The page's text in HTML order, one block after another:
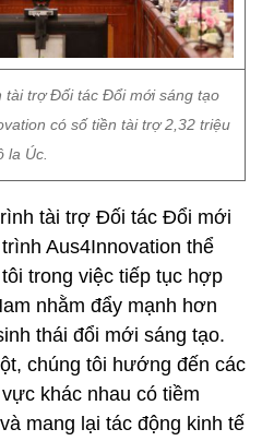
tài trợ Đối tác Đổi mới sáng tạo
có số tiền tài trợ 2,32 triệu
la Úc.
tài trợ Đối tác Đổi mới
Aus4Innovation thể
trong việc tiếp tục hợp
nhằm đẩy mạnh hơn
thái đổi mới sáng tạo.
chúng tôi hướng đến các
khác nhau có tiềm
mang lại tác động kinh tế